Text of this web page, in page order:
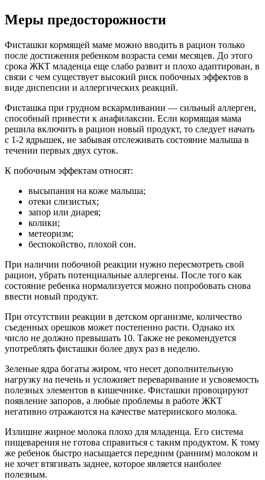
Меры предосторожности
Фисташки кормящей маме можно вводить в рацион только
после достижения ребенком возраста семи месяцев. До этого
срока ЖКТ младенца еще слабо развит и плохо адаптирован, в
связи с чем существует высокий риск побочных эффектов в
виде диспепсии и аллергических реакций.
Фисташка при грудном вскармливании — сильный аллерген,
способный привести к анафилаксии. Если кормящая мама
решила включить в рацион новый продукт, то следует начать
с 1-2 ядрышек, не забывая отслеживать состояние малыша в
течении первых двух суток.
К побочным эффектам относят:
высыпания на коже малыша;
отеки слизистых;
запор или диарея;
колики;
метеоризм;
беспокойство, плохой сон.
При наличии побочной реакции нужно пересмотреть свой
рацион, убрать потенциальные аллергены. После того как
состояние ребенка нормализуется можно попробовать снова
ввести новый продукт.
При отсутствии реакции в детском организме, количество
съеденных орешков может постепенно расти. Однако их
число не должно превышать 10. Также не рекомендуется
употреблять фисташки более двух раз в неделю.
Зеленые ядра богаты жиром, что несет дополнительную
нагрузку на печень и усложняет переваривание и усвояемость
полезных элементов в кишечнике. Фисташки провоцируют
появление запоров, а любые проблемы в работе ЖКТ
негативно отражаются на качестве материнского молока.
Излишне жирное молока плохо для младенца. Его система
пищеварения не готова справиться с таким продуктом. К тому
же ребенок быстро насыщается передним (ранним) молоком и
не хочет втягивать заднее, которое является наиболее
полезным.